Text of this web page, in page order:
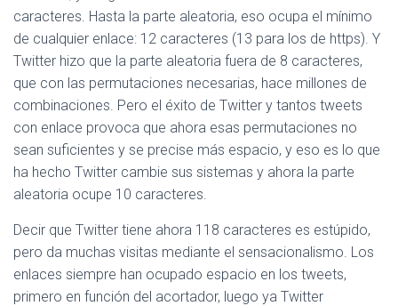
caracteres. Hasta la parte aleatoria, eso ocupa el mínimo
de cualquier enlace: 12 caracteres (13 para los de https). Y
Twitter hizo que la parte aleatoria fuera de 8 caracteres,
que con las permutaciones necesarias, hace millones de
combinaciones. Pero el éxito de Twitter y tantos tweets
con enlace provoca que ahora esas permutaciones no
sean suficientes y se precise más espacio, y eso es lo que
ha hecho Twitter cambie sus sistemas y ahora la parte
aleatoria ocupe 10 caracteres.
Decir que Twitter tiene ahora 118 caracteres es estúpido,
pero da muchas visitas mediante el sensacionalismo. Los
enlaces siempre han ocupado espacio en los tweets,
primero en función del acortador, luego ya Twitter